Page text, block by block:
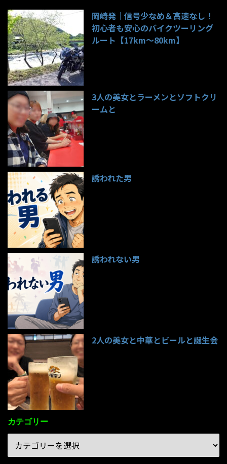
岡崎発｜信号少なめ＆高速なし！
初心者も安心のバイクツーリング
ルート【17km〜80km】
3人の美女とラーメンとソフトクリ
ームと
誘われた男
誘われない男
2人の美女と中華とビールと誕生会
カテゴリー